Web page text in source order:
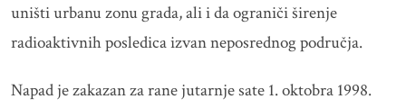
uništi urbanu zonu grada, ali i da ograniči širenje
radioaktivnih posledica izvan neposrednog područja.
Napad je zakazan za rane jutarnje sate 1. oktobra 1998.